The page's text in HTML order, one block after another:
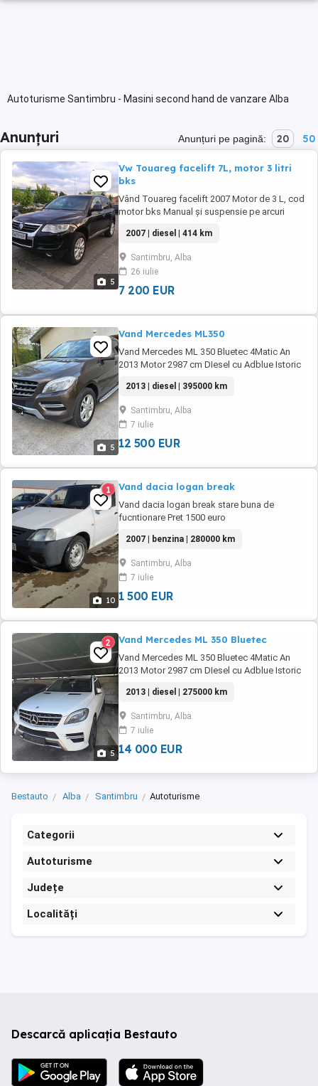
Autoturisme Santimbru - Masini second hand de vanzare Alba
Anunțuri Anunțuri pe pagină: 20 50
5
Vw Touareg facelift 7L, motor 3 litri
bks
Vând Touareg facelift 2007 Motor de 3 L, cod
motor bks Manual și suspensie pe arcuri
2007 | diesel | 414 km
Santimbru, Alba
26 iulie
7 200 EUR
5
Vand Mercedes ML350
Vand Mercedes ML 350 Bluetec 4Matic An
2013 Motor 2987 cm DIesel cu Adblue Istoric
2013 | diesel | 395000 km
Santimbru, Alba
7 iulie
12 500 EUR
10
1 Vand dacia logan break
Vand dacia logan break stare buna de
fucntionare Pret 1500 euro
2007 | benzina | 280000 km
Santimbru, Alba
7 iulie
1 500 EUR
5
2 Vand Mercedes ML 350 Bluetec
Vand Mercedes ML 350 Bluetec 4Matic An
2013 Motor 2987 cm DIesel cu Adblue Istoric
2013 | diesel | 275000 km
Santimbru, Alba
7 iulie
14 000 EUR
Bestauto Alba Santimbru Autoturisme
Categorii
Autoturisme
Județe
Localități
Descarcă aplicația Bestauto